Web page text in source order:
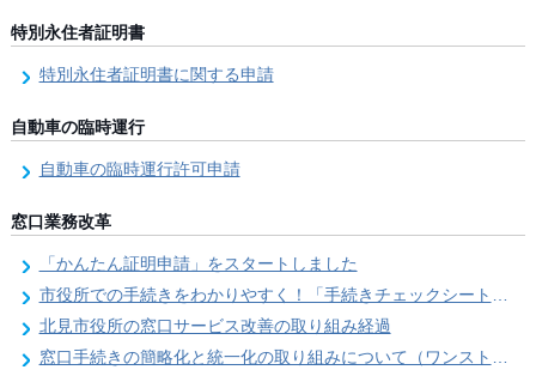
特別永住者証明書
特別永住者証明書に関する申請
自動車の臨時運行
自動車の臨時運行許可申請
窓口業務改革
「かんたん証明申請」をスタートしました
市役所での手続きをわかりやすく！「手続きチェックシート」を導入しました
北見市役所の窓口サービス改善の取り組み経過
窓口手続きの簡略化と統一化の取り組みについて（ワンストップサービス推進事業）